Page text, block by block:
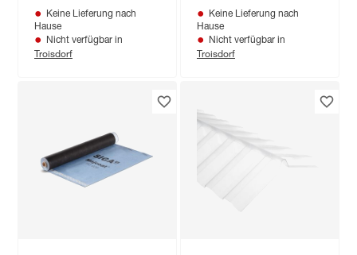
Keine Lieferung nach
Hause
Nicht verfügbar in
Troisdorf
Keine Lieferung nach
Hause
Nicht verfügbar in
Troisdorf